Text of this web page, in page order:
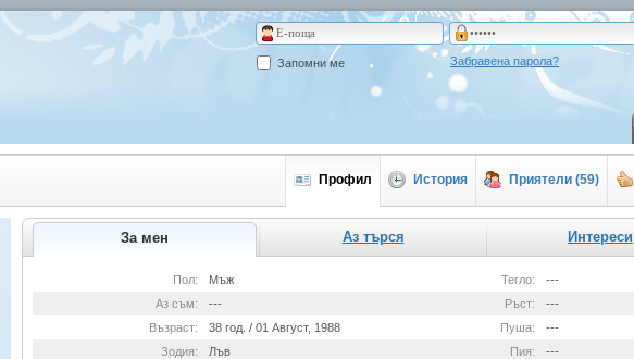
Запомни ме Забравена парола?
Профил История Приятели (59)
За мен Аз търся Интереси
Пол: Мъж Тегло:
---
Аз съм:
--- Ръст:
---
Възраст:
38 год. / 01 Август, 1988 Пуша:
---
Зодия:
Лъв Пия:
---